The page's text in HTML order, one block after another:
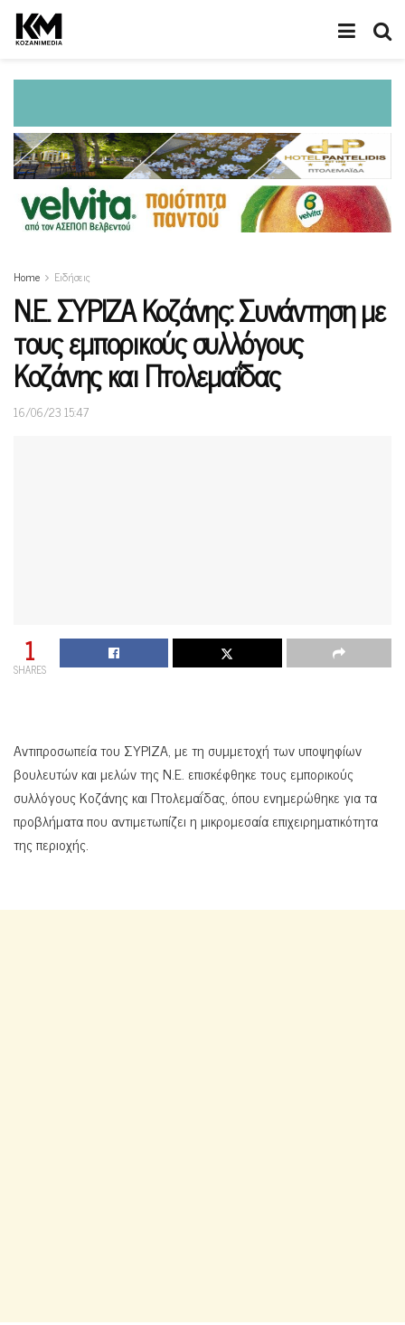
Home Ειδήσεις
Ν.Ε. ΣΥΡΙΖΑ Κοζάνης: Συνάντηση με
τους εμπορικούς συλλόγους
Κοζάνης και Πτολεμαΐδας
16/06/23 15:47
1
SHARES
Αντιπροσωπεία του ΣΥΡΙΖΑ, με τη συμμετοχή των υποψηφίων
βουλευτών και μελών της Ν.Ε. επισκέφθηκε τους εμπορικούς
συλλόγους Κοζάνης και Πτολεμαΐδας, όπου ενημερώθηκε για τα
προβλήματα που αντιμετωπίζει η μικρομεσαία επιχειρηματικότητα
της περιοχής.